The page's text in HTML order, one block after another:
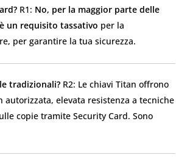
R1: No, per la maggior parte delle
un requisito tassativo per la
per garantire la tua sicurezza.
tradizionali? R2: Le chiavi Titan offrono
elevata resistenza a tecniche
copie tramite Security Card. Sono